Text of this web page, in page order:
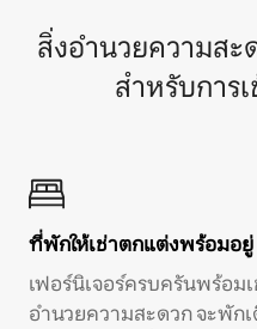
สิ่งอำนวยความสะ
สำหรับการ
ที่พักให้เช่าตกแต่งพร้อมอยู่
เฟอร์นิเจอร์ครบครันพร้อม
อำนวยความสะดวก จะพัก